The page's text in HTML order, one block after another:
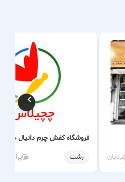
نردبان
فروشگاه کفش چرم دانیال در
رشت پراخت